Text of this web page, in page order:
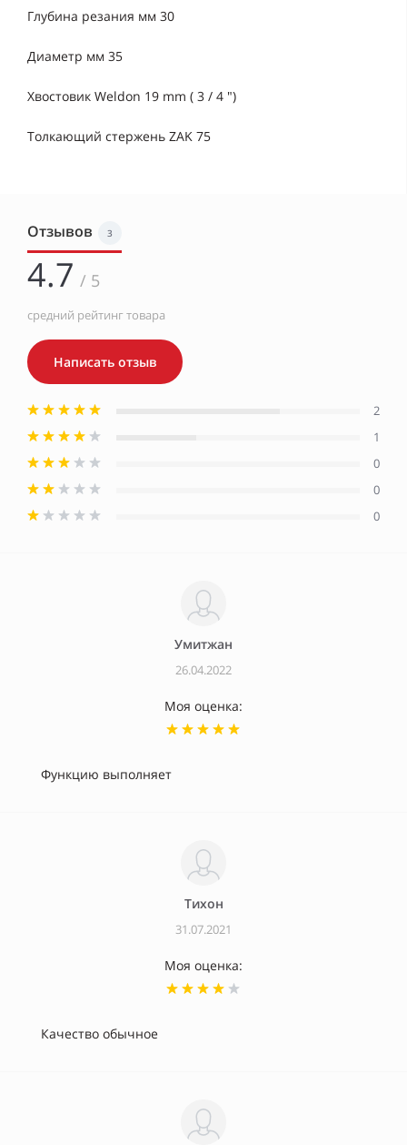
Глубина резания мм 30
Диаметр мм 35
Хвостовик Weldon 19 mm ( 3 / 4 ")
Толкающий стержень ZAK 75
Отзывов 3
4.7 / 5
средний рейтинг товара
Написать отзыв
2
1
0
0
0
Умитжан
26.04.2022
Моя оценка:
Функцию выполняет
Тихон
31.07.2021
Моя оценка:
Качество обычное